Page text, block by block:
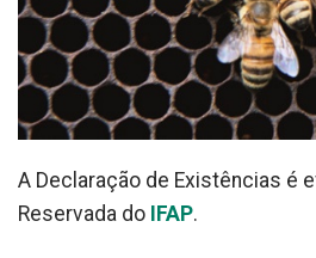
A Declaração de Existências é
Reservada do IFAP.